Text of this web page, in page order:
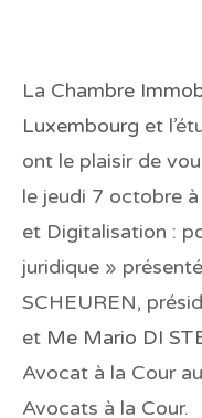
La Chambre
Luxembourg et
ont le plaisir de
le jeudi 7 octobre
et Digitalisation :
juridique »
SCHEUREN,
et Me Mario DI
Avocat à la Cour
Avocats à la Cour.